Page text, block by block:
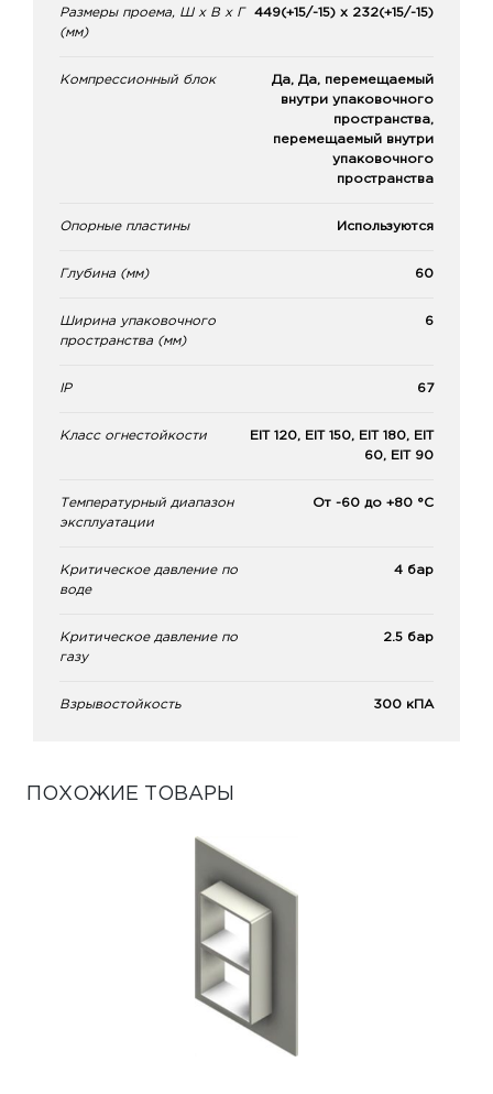
Размеры проема, Ш x В x Г
(мм)
449(+15/-15) x 232(+15/-15)
Компрессионный блок
Да, Да, перемещаемый
внутри упаковочного
пространства,
перемещаемый внутри
упаковочного
пространства
Опорные пластины Используются
Глубина (мм) 60
Ширина упаковочного
пространства (мм)
6
IP 67
Класс огнестойкости
EIT 120, EIT 150, EIT 180, EIT
60, EIT 90
Температурный диапазон
эксплуатации
От -60 до +80 °С
Критическое давление по
воде
4 бар
Критическое давление по
газу
2.5 бар
Взрывостойкость 300 кПА
ПОХОЖИЕ ТОВАРЫ